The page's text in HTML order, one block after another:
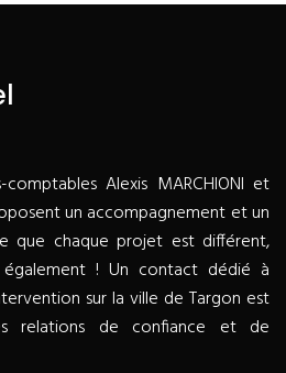
Alexis MARCHIONI et
un accompagnement et un
que chaque projet est différent,
également ! Un contact dédié à
sur la ville de Targon est
relations de confiance et de